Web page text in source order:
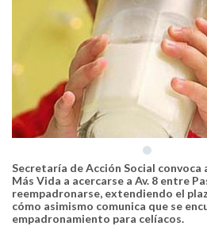
Secretaría de Acción Social convoca
Más Vida a acercarse a Av. 8 entre
reempadronarse, extendiendo el
cómo asimismo comunica que se
empadronamiento para celíacos.